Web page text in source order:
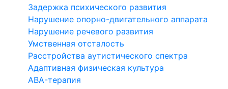
Задержка психического развития
Нарушение опорно-двигательного аппарата
Нарушение речевого развития
Умственная отсталость
Расстройства аутистического спектра
Адаптивная физическая культура
ABA-терапия